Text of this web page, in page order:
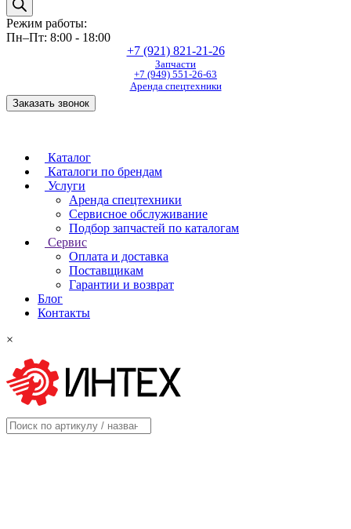
Режим работы:
Пн–Пт: 8:00 - 18:00
+7 (921) 821-21-26
Запчасти
+7 (949) 551-26-63
Аренда спецтехники
Заказать звонок
Каталог
Каталоги по брендам
Услуги
Аренда спецтехники
Сервисное обслуживание
Подбор запчастей по каталогам
Сервис
Оплата и доставка
Поставщикам
Гарантии и возврат
Блог
Контакты
×